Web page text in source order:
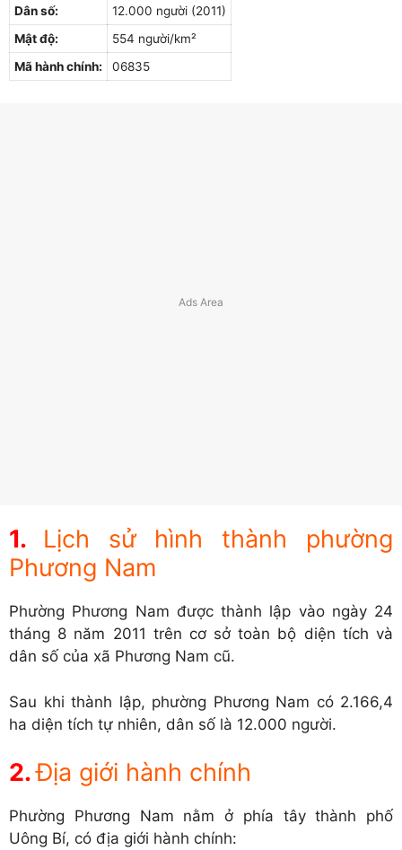
Dân số:
12.000 người (2011)
Mật độ:
554 người/km²
Mã hành chính:
06835
Lịch sử hình thành phường
Phương Nam
Phường Phương Nam được thành lập vào ngày 24
tháng 8 năm 2011 trên cơ sở toàn bộ diện tích và
dân số của xã Phương Nam cũ.
Sau khi thành lập, phường Phương Nam có 2.166,4
ha diện tích tự nhiên, dân số là 12.000 người.
Địa giới hành chính
Phường Phương Nam nằm ở phía tây thành phố
Uông Bí, có địa giới hành chính: